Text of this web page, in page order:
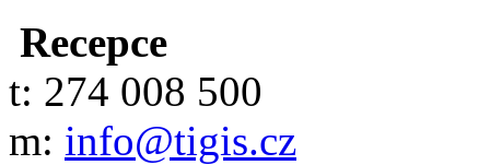
Recepce
t: 274 008 500
m: info@tigis.cz